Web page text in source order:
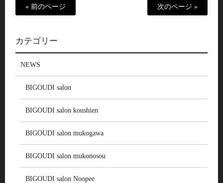
« 前のページ 次のページ »
カテゴリー
NEWS
BIGOUDI salon
BIGOUDI salon koushien
BIGOUDI salon mukogawa
BIGOUDI salon mukonosou
BIGOUDI salon Noopee